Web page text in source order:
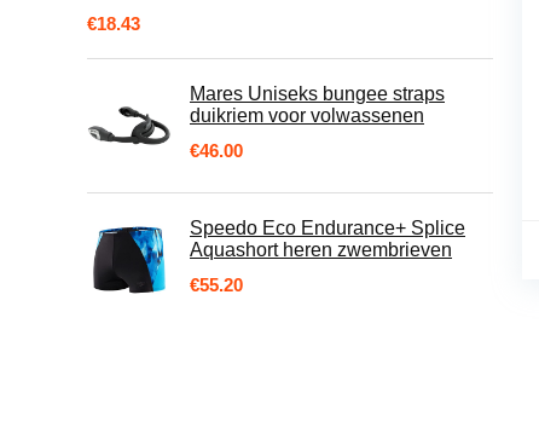
€18.43
Mares Uniseks bungee straps
duikriem voor volwassenen
€46.00
Speedo Eco Endurance+ Splice
Aquashort heren zwembrieven
€55.20